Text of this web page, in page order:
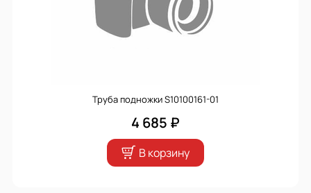
Труба подножки S10100161-01
4 685 ₽
В корзину